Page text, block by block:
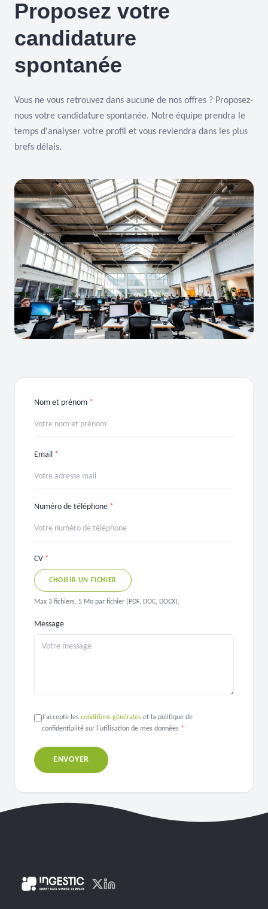
Proposez votre
candidature
spontanée
Vous ne vous retrouvez dans aucune de nos offres ? Proposez-
nous votre candidature spontanée. Notre équipe prendra le
temps d'analyser votre profil et vous reviendra dans les plus
brefs délais.
Nom et prénom *
Email *
Numéro de téléphone *
CV *
CHOISIR UN FICHIER
Max 3 fichiers, 5 Mo par fichier (PDF, DOC, DOCX).
Message
J'accepte les conditions générales et la politique de
confidentialité sur l'utilisation de mes données *
ENVOYER